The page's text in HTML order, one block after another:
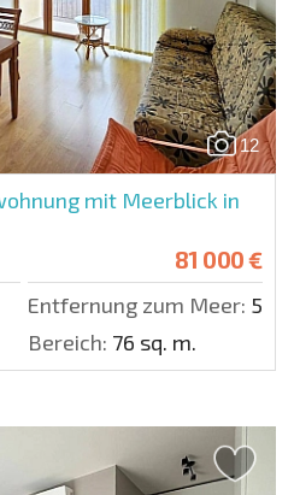
12
mit Meerblick in
81 000 €
Entfernung zum Meer: 50
Bereich: 76 sq. m.